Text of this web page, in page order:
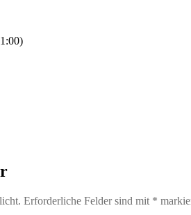
Erforderliche Felder sind mit *